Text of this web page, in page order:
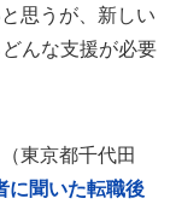
思うが、新しい
んな支援が必要
東京都千代田
に聞いた転職後